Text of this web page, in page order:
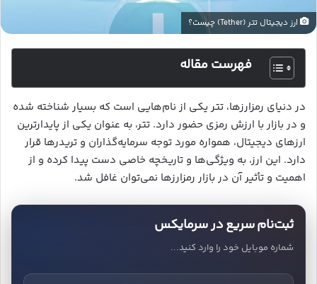
ارز دیجیتال تتر (Tether) چیست؟
فهرست مقاله
در دنیای رمزارزها، تتر یکی از نام‌هایی است که بسیار شناخته شده
و در بازار با ارزش رمزی حضور دارد. تتر، به عنوان یکی از پایدارترین
ارزهای دیجیتال، همواره مورد توجه سرمایه‌گذاران و تریدرها قرار
دارد. این ارز، به ویژگی‌ها و تاریخچه خاصی دست پیدا کرده و از
اهمیت و تأثیر آن در بازار رمزارزها نمی‌توان غافل شد.
ثبت‌نام سریع در سرمایکس
شماره موبایل خود را وارد کنید...